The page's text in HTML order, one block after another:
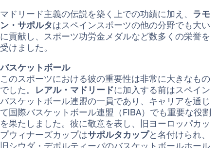
マドリード主義の伝説を築く上での功績に加え、 ラモ
ン・サポルタはスペインスポーツの他の分野でも大い
に貢献し、スポーツ功労金メダルなど数多くの栄誉を
受けました。
バスケットボール
このスポーツにおける彼の重要性は非常に大きなもの
でした。 レアル・マドリードに加入する前はスペイン
バスケットボール連盟の一員であり、キャリアを通じ
て国際バスケットボール連盟（FIBA）でも重要な役割
を果たしました。彼に敬意を表し、旧ヨーロッパカッ
プウィナーズカップはサポルタカップと名付けられ、
旧シウダ・デポルティーバのバスケットボールホール